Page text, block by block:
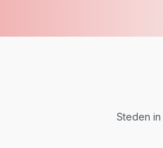
Steden in